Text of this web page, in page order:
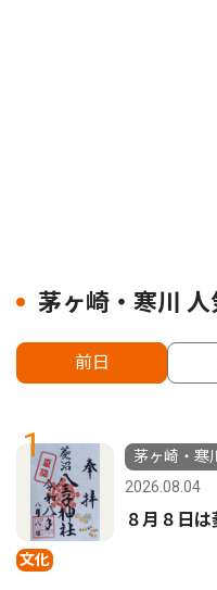
茅ヶ崎・寒川
前日
1
文化
茅ヶ崎・寒川
2026.08.04
８月８日